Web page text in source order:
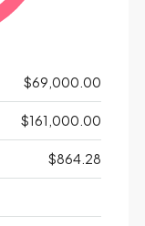
$69,000.00
$161,000.00
$864.28